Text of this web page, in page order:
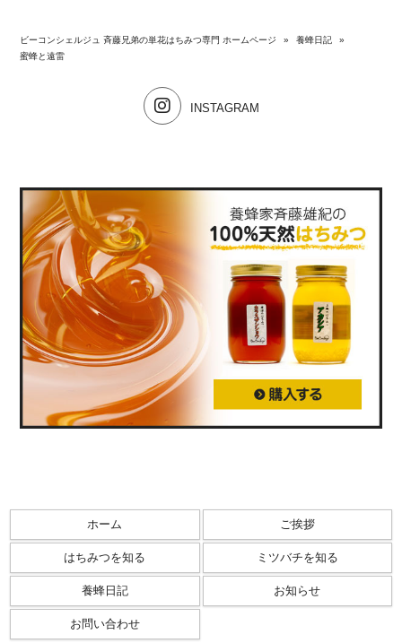
ビーコンシェルジュ 斉藤兄弟の単花はちみつ専門 ホームページ » 養蜂日記
»
蜜蜂と遠雷
INSTAGRAM
ホーム ご挨拶
はちみつを知る ミツバチを知る
養蜂日記 お知らせ
お問い合わせ